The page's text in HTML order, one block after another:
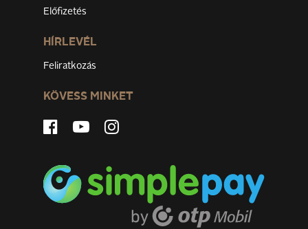
Előfizetés
HÍRLEVÉL
Feliratkozás
KÖVESS MINKET